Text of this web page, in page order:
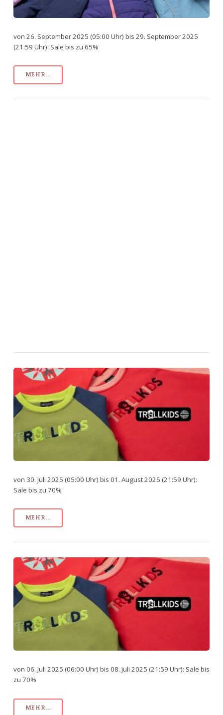
von 26. September 2025 (05:00 Uhr) bis 29. September 2025
(21:59 Uhr): Sale bis zu 65%
MEHR...
von 30. Juli 2025 (05:00 Uhr) bis 01. August 2025 (21:59 Uhr):
Sale bis zu 70%
MEHR...
von 06. Juli 2025 (06:00 Uhr) bis 08. Juli 2025 (21:59 Uhr): Sale bis
zu 70%
MEHR...